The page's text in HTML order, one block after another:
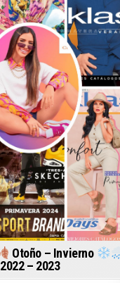
Otoño – Invierno
2022 – 2023